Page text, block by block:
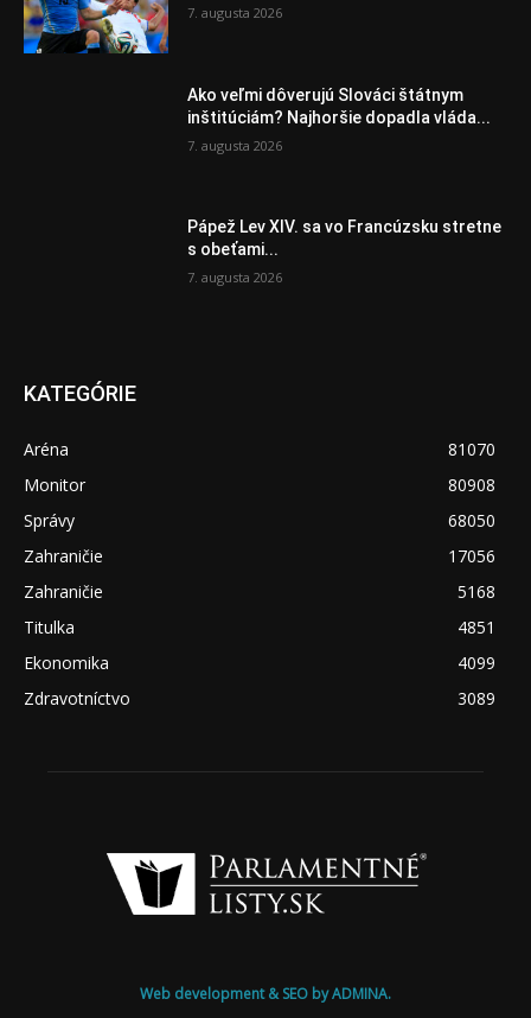
7. augusta 2026
Ako veľmi dôverujú Slováci štátnym
inštitúciám? Najhoršie dopadla vláda...
7. augusta 2026
Pápež Lev XIV. sa vo Francúzsku stretne
s obeťami...
7. augusta 2026
KATEGÓRIE
Aréna
81070
Monitor
80908
Správy
68050
Zahraničie
17056
Zahraničie
5168
Titulka
4851
Ekonomika
4099
Zdravotníctvo
3089
Web development & SEO by ADMINA.